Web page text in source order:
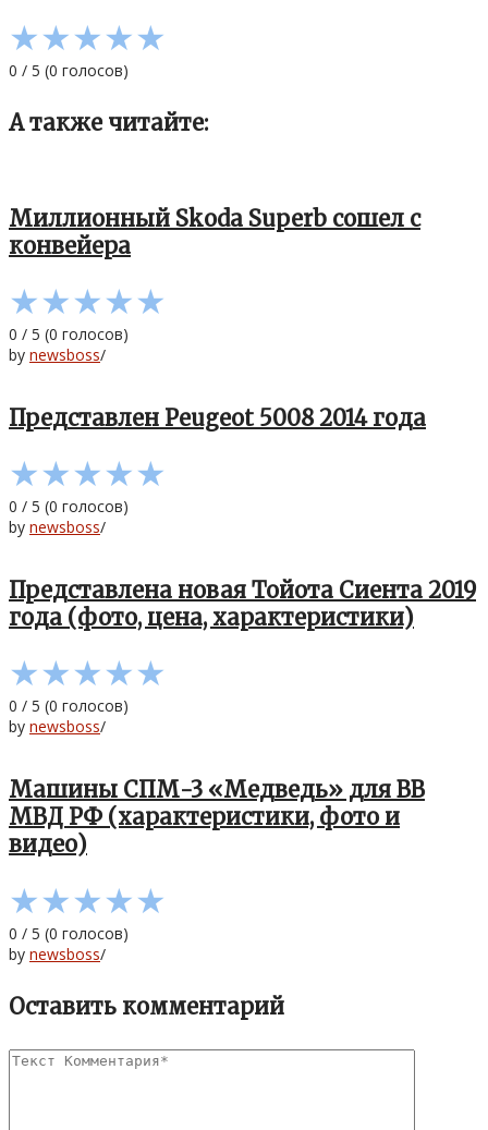
★★★★★
0 / 5 (0 голосов)
А также читайте:
Миллионный Skoda Superb сошел с
конвейера
★★★★★
0 / 5 (0 голосов)
by newsboss/
Представлен Peugeot 5008 2014 года
★★★★★
0 / 5 (0 голосов)
by newsboss/
Представлена новая Тойота Сиента 2019
года (фото, цена, характеристики)
★★★★★
0 / 5 (0 голосов)
by newsboss/
Машины СПМ-3 «Медведь» для ВВ
МВД РФ (характеристики, фото и
видео)
★★★★★
0 / 5 (0 голосов)
by newsboss/
Оставить комментарий